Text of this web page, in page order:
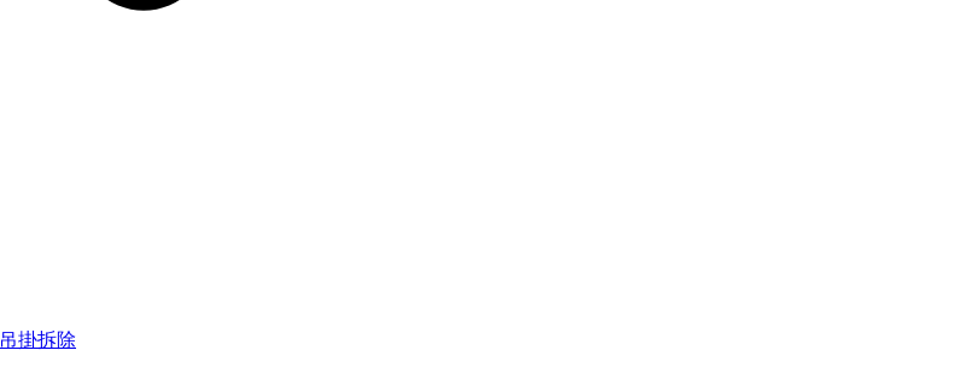
吊掛拆除